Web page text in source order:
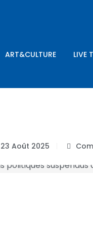
ART&CULTURE LIVE
23 Août 2025